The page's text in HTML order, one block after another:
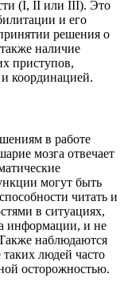
(I, II или III). Это
и его
решения о
наличие
приступов,
координацией.
в работе
мозга отвечает
могут быть
читать и
в ситуациях,
информации, и не
наблюдаются
людей часто
осторожностью.